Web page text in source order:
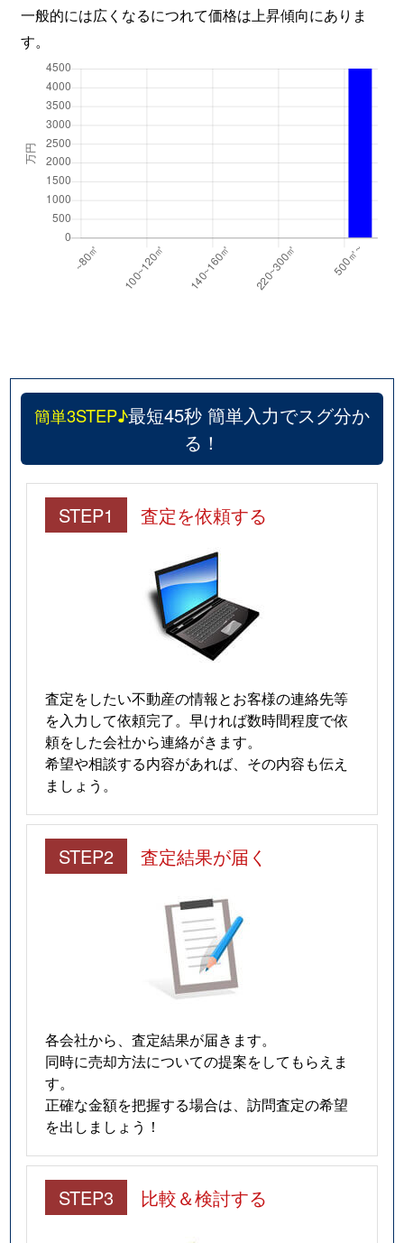
一般的には広くなるにつれて価格は上昇傾向にありま
す。
簡単3STEP♪最短45秒 簡単入力でスグ分か
る！
STEP1 査定を依頼する
査定をしたい不動産の情報とお客様の連絡先等
を入力して依頼完了。早ければ数時間程度で依
頼をした会社から連絡がきます。
希望や相談する内容があれば、その内容も伝え
ましょう。
STEP2 査定結果が届く
各会社から、査定結果が届きます。
同時に売却方法についての提案をしてもらえま
す。
正確な金額を把握する場合は、訪問査定の希望
を出しましょう！
STEP3 比較＆検討する